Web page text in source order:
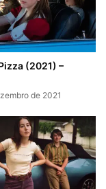
(2021) –
de 2021